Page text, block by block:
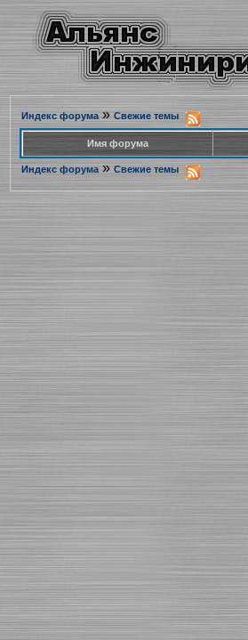
Индекс форума» Свежие темы
Имя форума
Индекс форума » Свежие темы